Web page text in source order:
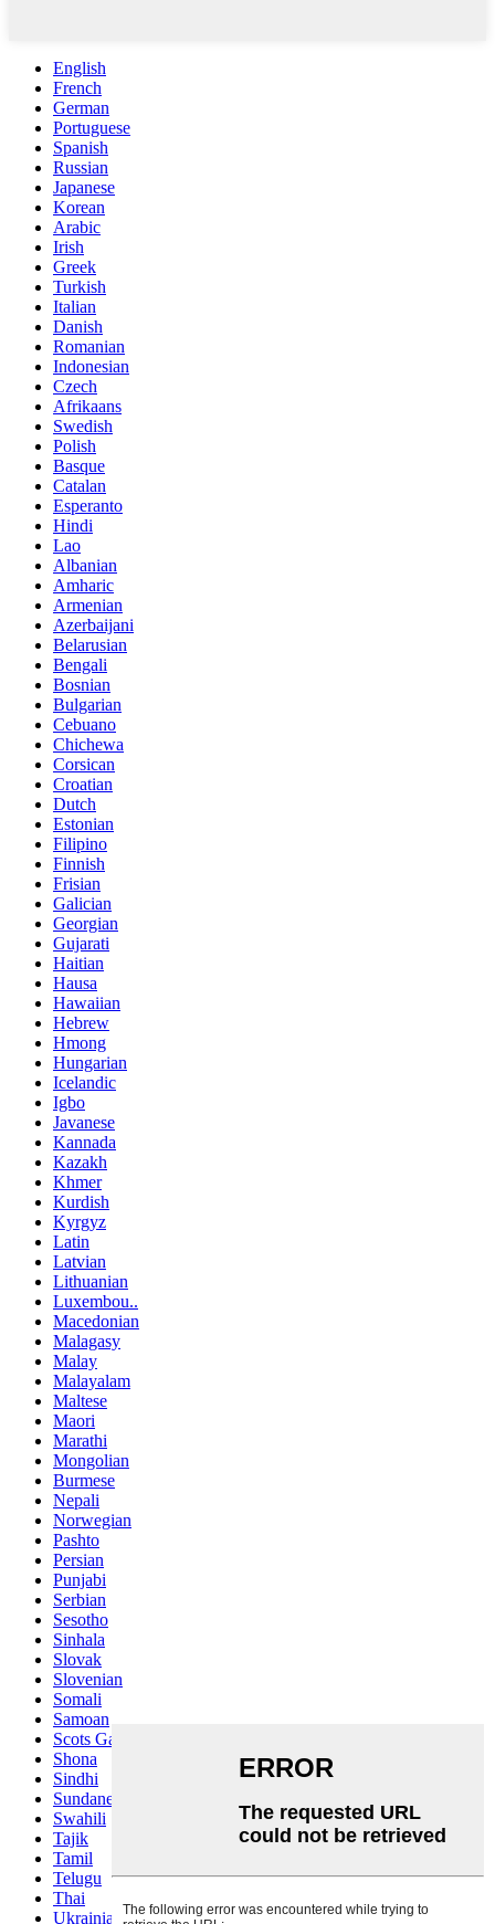
English
French
German
Portuguese
Spanish
Russian
Japanese
Korean
Arabic
Irish
Greek
Turkish
Italian
Danish
Romanian
Indonesian
Czech
Afrikaans
Swedish
Polish
Basque
Catalan
Esperanto
Hindi
Lao
Albanian
Amharic
Armenian
Azerbaijani
Belarusian
Bengali
Bosnian
Bulgarian
Cebuano
Chichewa
Corsican
Croatian
Dutch
Estonian
Filipino
Finnish
Frisian
Galician
Georgian
Gujarati
Haitian
Hausa
Hawaiian
Hebrew
Hmong
Hungarian
Icelandic
Igbo
Javanese
Kannada
Kazakh
Khmer
Kurdish
Kyrgyz
Latin
Latvian
Lithuanian
Luxembou..
Macedonian
Malagasy
Malay
Malayalam
Maltese
Maori
Marathi
Mongolian
Burmese
Nepali
Norwegian
Pashto
Persian
Punjabi
Serbian
Sesotho
Sinhala
Slovak
Slovenian
Somali
Samoan
Scots Gaelic
Shona
Sindhi
Sundanese
Swahili
Tajik
Tamil
Telugu
Thai
Ukrainian